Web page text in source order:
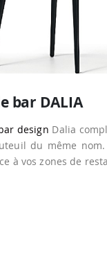
bar DALIA
design Dalia
du même
à vos zones de